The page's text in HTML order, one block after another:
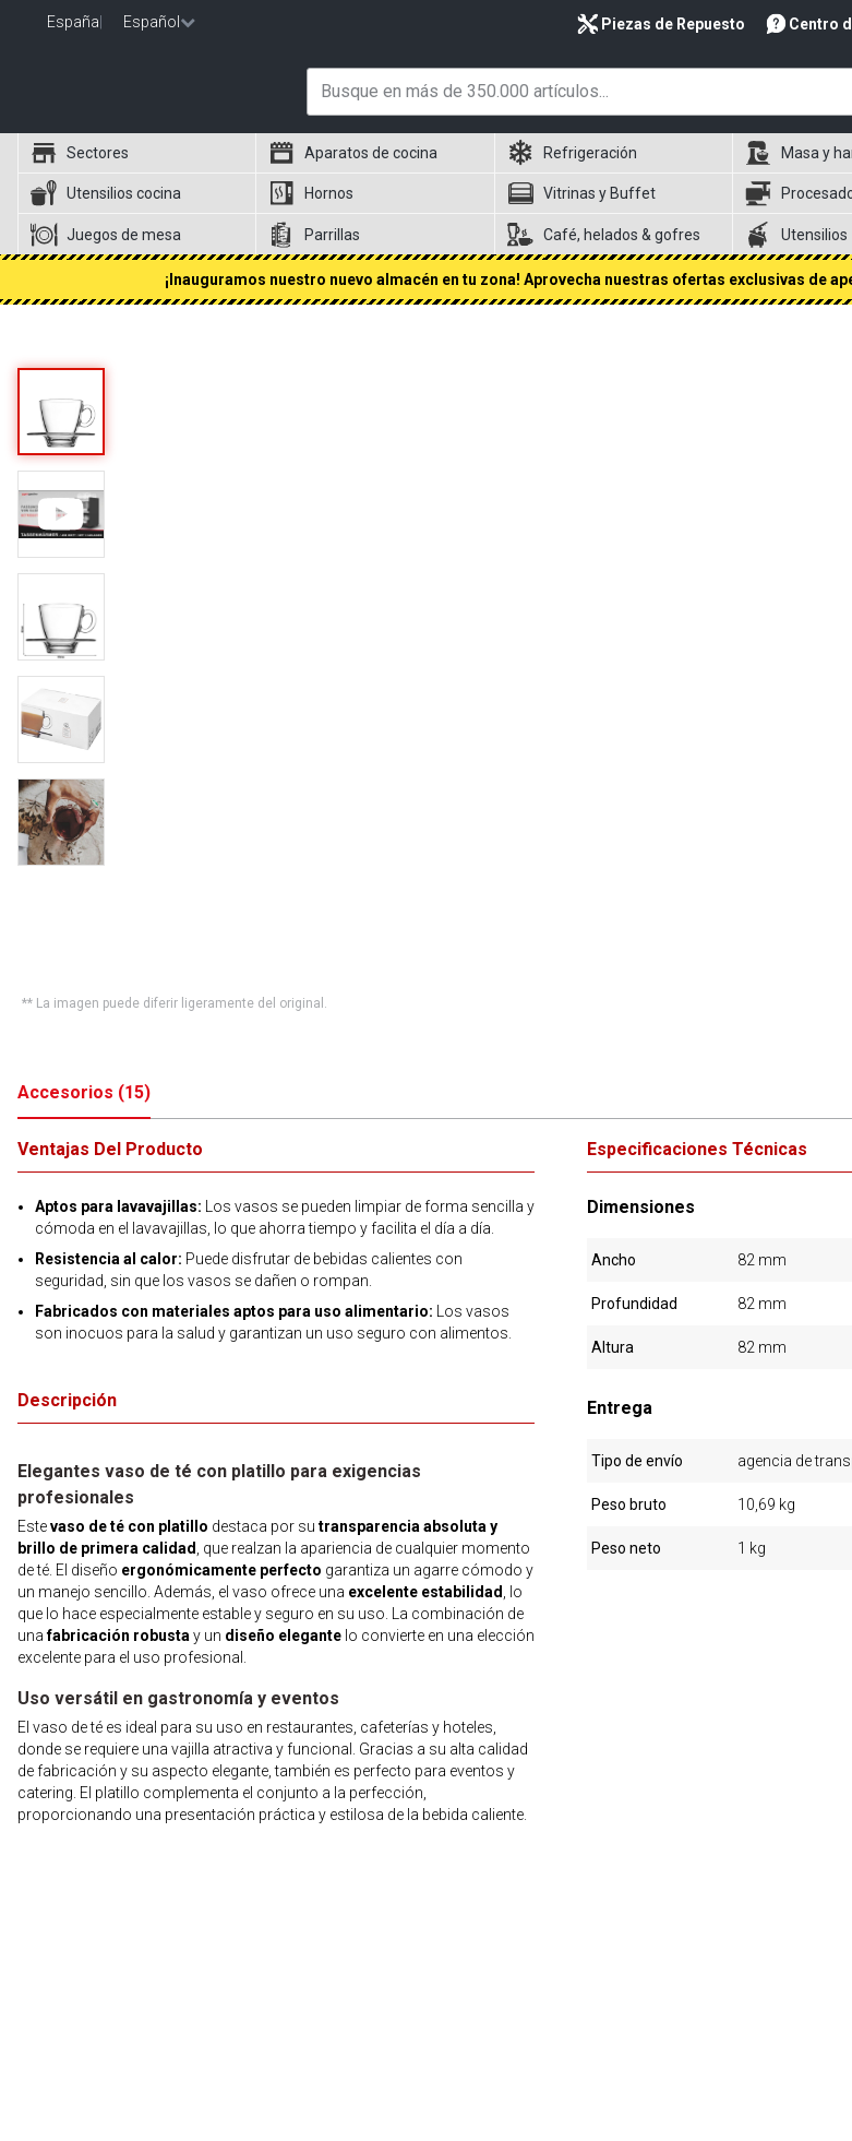
España Español Piezas de Repuesto Centro
Sectores Aparatos de cocina Refrigeración Masa y
Utensilios cocina Hornos Vitrinas y Buffet
Juegos de mesa Parrillas Café, helados & gofres Utensilios
¡Inauguramos nuestro nuevo almacén en tu zona! Aprovecha nuestras ofertas exclusivas de
** La imagen puede diferir ligeramente del original.
Accesorios (15)
Ventajas Del Producto
Aptos para lavavajillas: Los vasos se pueden limpiar de forma sencilla y
cómoda en el lavavajillas, lo que ahorra tiempo y facilita el día a día.
Resistencia al calor: Puede disfrutar de bebidas calientes con
seguridad, sin que los vasos se dañen o rompan.
Fabricados con materiales aptos para uso alimentario: Los vasos
son inocuos para la salud y garantizan un uso seguro con alimentos.
Descripción
Elegantes vaso de té con platillo para exigencias
profesionales
Estevaso de té con platillo destaca por su transparencia absoluta y
brillo de primera calidad
, que realzan la apariencia de cualquier momento
de té. El diseño ergonómicamente perfecto garantiza un agarre cómodo y
un manejo sencillo. Además, el vaso ofrece una excelente estabilidad
, lo
que lo hace especialmente estable y seguro en su uso. La combinación de
unafabricación robusta y un diseño elegante lo convierte en una elección
excelente para el uso profesional.
Uso versátil en gastronomía y eventos
El vaso de té es ideal para su uso en restaurantes, cafeterías y hoteles,
donde se requiere una vajilla atractiva y funcional. Gracias a su alta calidad
de fabricación y su aspecto elegante, también es perfecto para eventos y
catering. El platillo complementa el conjunto a la perfección,
proporcionando una presentación práctica y estilosa de la bebida caliente.
Especificaciones Técnicas
Dimensiones
Ancho 82 mm
Profundidad 82 mm
Altura 82 mm
Entrega
Tipo de envío agencia de
Peso bruto 10,69 kg
Peso neto 1 kg